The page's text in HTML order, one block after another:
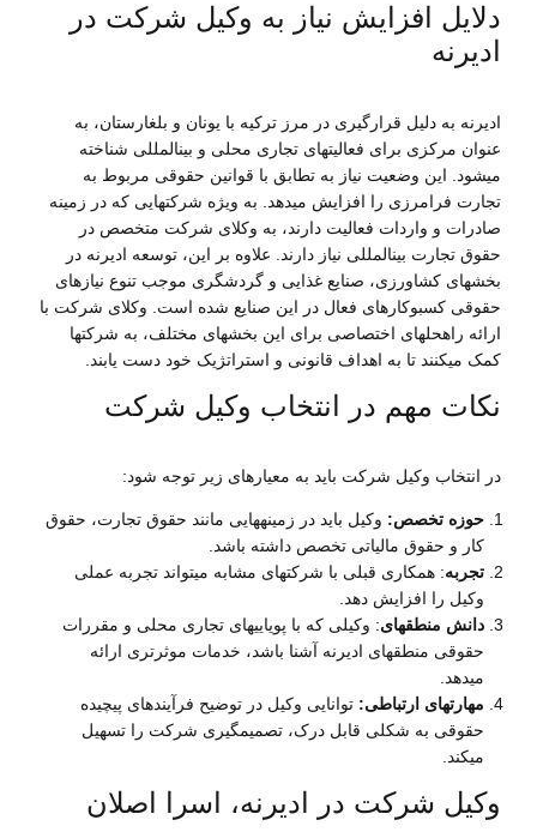
دلایل افزایش نیاز به وکیل شرکت در
ادیرنه
ادیرنه به دلیل قرارگیری در مرز ترکیه با یونان و بلغارستان، به
عنوان مرکزی برای فعالیتهای تجاری محلی و بینالمللی شناخته
میشود. این وضعیت نیاز به تطابق با قوانین حقوقی مربوط به
تجارت فرامرزی را افزایش میدهد. به ویژه شرکتهایی که در زمینه
صادرات و واردات فعالیت دارند، به وکلای شرکت متخصص در
حقوق تجارت بینالمللی نیاز دارند. علاوه بر این، توسعه ادیرنه در
بخشهای کشاورزی، صنایع غذایی و گردشگری موجب تنوع نیازهای
حقوقی کسبوکارهای فعال در این صنایع شده است. وکلای شرکت با
ارائه راهحلهای اختصاصی برای این بخشهای مختلف، به شرکتها
کمک میکنند تا به اهداف قانونی و استراتژیک خود دست یابند.
نکات مهم در انتخاب وکیل شرکت
در انتخاب وکیل شرکت باید به معیارهای زیر توجه شود:
حوزه تخصص: وکیل باید در زمینههایی مانند حقوق تجارت، حقوق
کار و حقوق مالیاتی تخصص داشته باشد.
تجربه: همکاری قبلی با شرکتهای مشابه میتواند تجربه عملی
وکیل را افزایش دهد.
دانش منطقهای: وکیلی که با پویاییهای تجاری محلی و مقررات
حقوقی منطقهای ادیرنه آشنا باشد، خدمات موثرتری ارائه
میدهد.
مهارتهای ارتباطی: توانایی وکیل در توضیح فرآیندهای پیچیده
حقوقی به شکلی قابل درک، تصمیمگیری شرکت را تسهیل
میکند.
وکیل شرکت در ادیرنه، اسرا اصلان